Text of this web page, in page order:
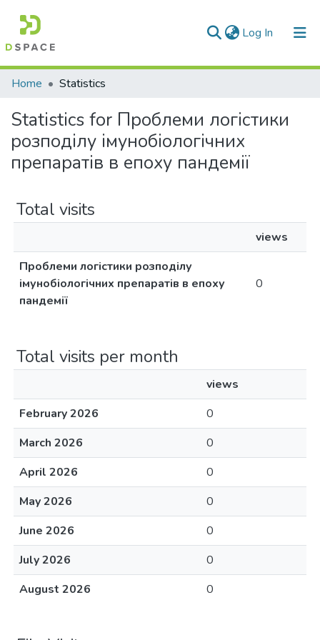
Log In (current)
Communities & Collections
All of DSpace
Home Statistics
Statistics for Проблеми логістики
розподілу імунобіологічних
препаратів в епоху пандемії
Total visits
views
Проблеми логістики розподілу
імунобіологічних препаратів в епоху
пандемії
0
Total visits per month
views
February 2026
0
March 2026
0
April 2026
0
May 2026
0
June 2026
0
July 2026
0
August 2026
0